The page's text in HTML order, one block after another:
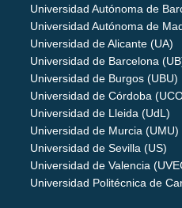
Universidad Autónoma de
Universidad Autónoma de
Universidad de Alicante (UA)
Universidad de Barcelona
Universidad de Burgos (UBU)
Universidad de Córdoba
Universidad de Lleida (UdL)
Universidad de Murcia (UMU)
Universidad de Sevilla (US)
Universidad de Valencia
Universidad Politécnica de